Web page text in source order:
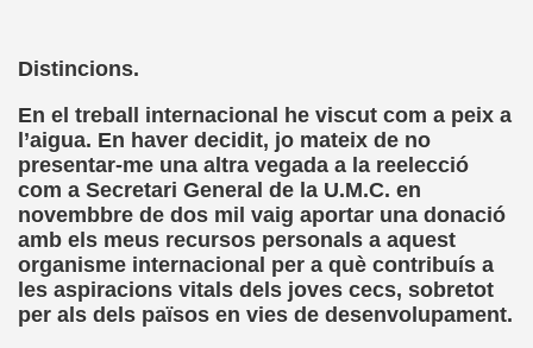
Distincions.
En el treball internacional he viscut com a peix a
l’aigua. En haver decidit, jo mateix de no
presentar-me una altra vegada a la reelecció
com a Secretari General de la U.M.C. en
novembbre de dos mil vaig aportar una donació
amb els meus recursos personals a aquest
organisme internacional per a què contribuís a
les aspiracions vitals dels joves cecs, sobretot
per als dels països en vies de desenvolupament.
Ruiz Carrión)
Barcelona (Àngel Mas Parera)
Centenera)
Figueroa)